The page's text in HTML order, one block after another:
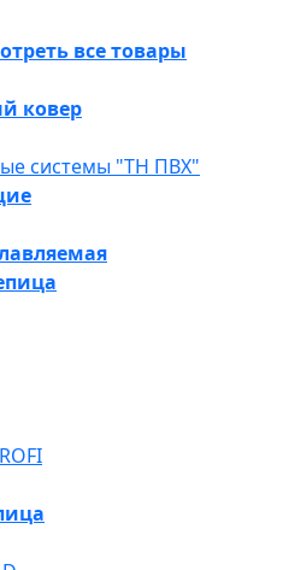
все товары
ковер
системы "ТН ПВХ"